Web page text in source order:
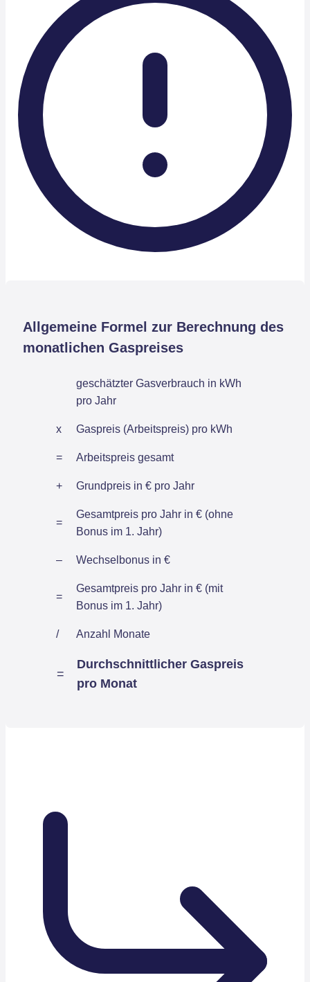
Allgemeine Formel zur Berechnung des
monatlichen Gaspreises
geschätzter Gasverbrauch in kWh
pro Jahr
x Gaspreis (Arbeitspreis) pro kWh
= Arbeitspreis gesamt
+ Grundpreis in € pro Jahr
=
Gesamtpreis pro Jahr in € (ohne
Bonus im 1. Jahr)
– Wechselbonus in €
=
Gesamtpreis pro Jahr in € (mit
Bonus im 1. Jahr)
/ Anzahl Monate
=
Durchschnittlicher Gaspreis
pro Monat